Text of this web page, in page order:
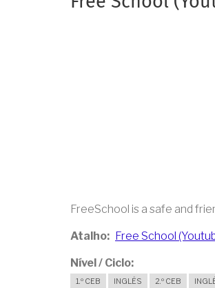
FreeSchool is a safe and
Atalho Free School
Nível / Ciclo
1.º CEB INGLÊS 2.º CEB